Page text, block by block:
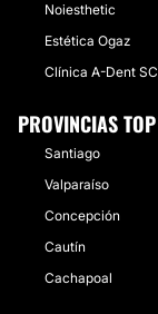
Noiesthetic
Estética Ogaz
Clínica A-Dent SC
PROVINCIAS TOP
Santiago
Valparaíso
Concepción
Cautín
Cachapoal